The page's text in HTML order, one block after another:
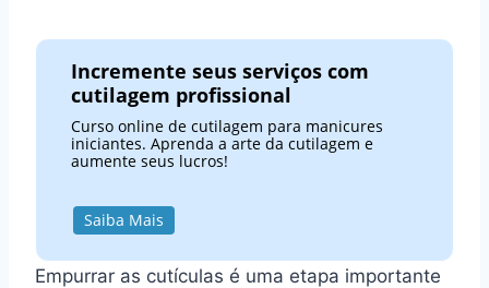
Incremente seus serviços com
cutilagem profissional
Curso online de cutilagem para manicures
iniciantes. Aprenda a arte da cutilagem e
aumente seus lucros!
Saiba Mais
Empurrar as cutículas é uma etapa importante